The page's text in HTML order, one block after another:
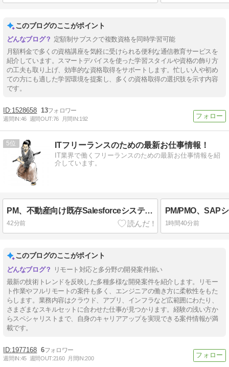
このブログのここがポイント
定額制サブスクで複数資格を同時学習可能
月額料金で多くの資格講座を気軽に受けられる便利な通信教育サービスを
紹介しています。スマートデバイスを使った学習スタイルや資格の飾り方
の工夫も取り上げ、効率的な資格取得をサポートします。忙しい人や初め
ての方にも適した学習環境を提案し、多くの資格取得の選択肢を示す内容
です。
1528658 13
週間IN:46 週間OUT:76 月間IN:192
5 ITフリーランスのための最新お仕事情報！
IT業界で働くフリーランスのための最新お仕事情報を紹
介しています。
PM、不動産向け既存Salesforceシステム保守案件
42分前
PM/PMO、SAP
1時間40分前
このブログのここがポイント
リモート対応と多分野の開発案件揃い
最新の技術トレンドを反映した多種多様な開発案件を紹介します。リモー
ト作業やフルリモートの案件も多く、エンジニアの働き方に柔軟性をもた
らします。業務内容はクラウド、アプリ、インフラなど広範囲にわたり、
さまざまなスキルセットに合わせた仕事が見つかります。経験の浅い方か
らスペシャリストまで、自身のキャリアアップを実現できる案件情報が満
載です。
1977168 6
週間IN:45 週間OUT:2160 月間IN:200